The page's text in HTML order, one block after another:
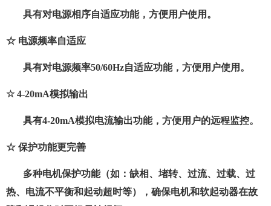
具有对电源相序自适应功能，方便用户使用。
☆ 电源频率自适应
具有对电源频率50/60Hz自适应功能，方便用户使用。
☆4-20mA模拟输出
具有4-20mA模拟电流输出功能，方便用户的远程监控。
☆ 保护功能更完善
多种电机保护功能（如：缺相、堵转、过流、过载、过
热、电流不平衡和起动超时等），确保电机和软起动器在故